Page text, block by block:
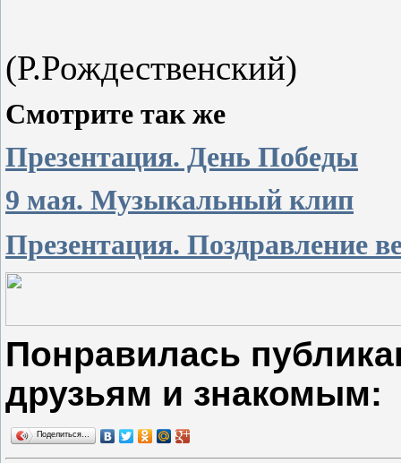
(Р.Рождественский)
Смотрите так же
Презентация. День Победы
9 мая. Музыкальный клип
Презентация. Поздравление
Понравилась
друзьям и знакомым:
Поделиться…